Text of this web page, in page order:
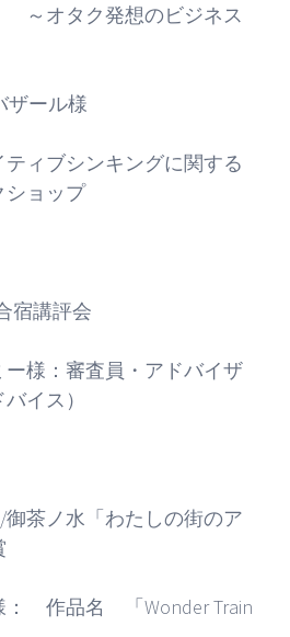
想のビジネス
ザール様
ティブシンキングに関する
ショップ
宿講評会
ー様：審査員・アドバイザ
イス）
茶ノ水「わたしの街のア
： 作品名 「Wonder Train